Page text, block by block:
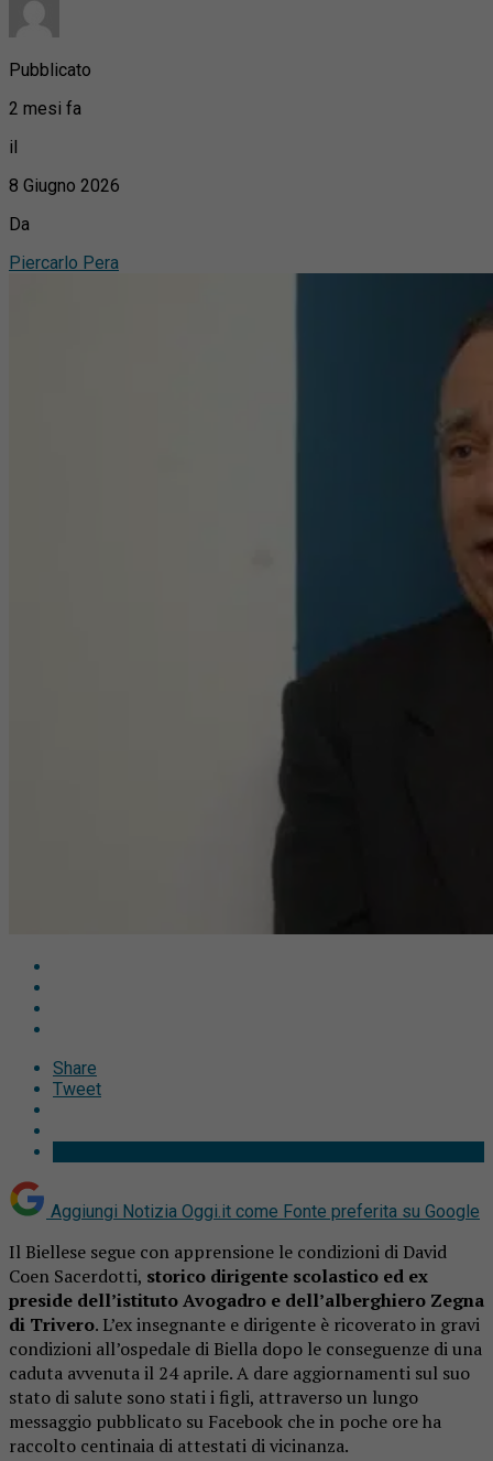
Pubblicato
2 mesi fa
il
8 Giugno 2026
Da
Piercarlo Pera
Share
Tweet
Aggiungi Notizia Oggi.it come Fonte preferita su Google
Il Biellese segue con apprensione le condizioni di David
Coen Sacerdotti, storico dirigente scolastico ed ex
preside dell’istituto Avogadro e dell’alberghiero Zegna
di Trivero. L’ex insegnante e dirigente è ricoverato in gravi
condizioni all’ospedale di Biella dopo le conseguenze di una
caduta avvenuta il 24 aprile. A dare aggiornamenti sul suo
stato di salute sono stati i figli, attraverso un lungo
messaggio pubblicato su Facebook che in poche ore ha
raccolto centinaia di attestati di vicinanza.